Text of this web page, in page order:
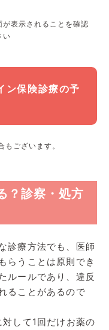
表示されることを確認
い
ン保険診療の予
ございます。
？診察・処方
診療方法でも、医師
らうことは原則でき
ルールであり、違反
ることがあるので
して1回だけお薬の